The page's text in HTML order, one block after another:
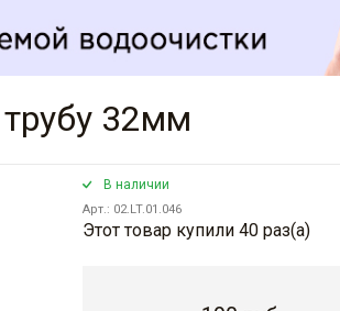
32мм
В наличии
Арт.: 02.LT.01.046
Этот товар купили 40 раз(a)